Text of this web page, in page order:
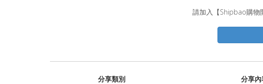
請加入【Shipbao購物
分享類別
分享